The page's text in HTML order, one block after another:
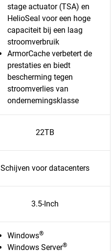
stage actuator (TSA) en
HelioSeal voor een hoge
capaciteit bij een laag
stroomverbruik
ArmorCache verbetert de
prestaties en biedt
bescherming tegen
stroomverlies van
ondernemingsklasse
22TB
Schijven voor datacenters
3.5-Inch
Windows®
Windows Server®